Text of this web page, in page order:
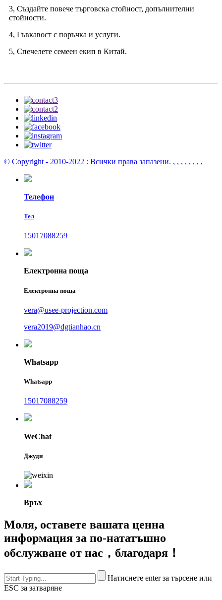
3, Създайте повече търговска стойност, допълнителни
стойности.
4, Гъвкавост с поръчка и услуги.
5, Спечелете семеен екип в Китай.
© Copyright - 2010-2022 : Всички права запазени. , , , , , , , ,
Телефон
Тел
15017088259
Електронна поща
Електронна поща
vera@usee-projection.com
vera2019@dgtianhao.cn
Whatsapp
Whatsapp
15017088259
WeChat
Джуди
Връх
Моля, оставете вашата ценна
информация за по-нататъшно
обслужване от нас，благодаря！
Натиснете enter за търсене или
ESC за затваряне